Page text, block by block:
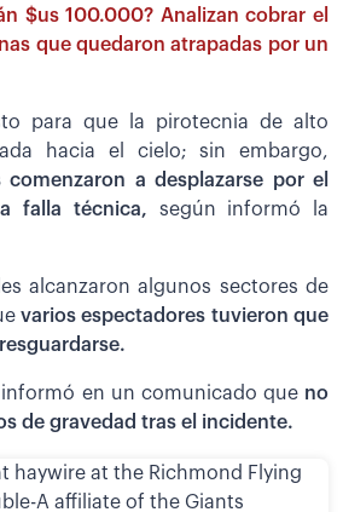
$us 100.000? Analizan cobrar el
que quedaron atrapadas por un
para que la pirotecnia de alto
hacia el cielo; sin embargo,
a desplazarse por el
falla técnica, según informó la
alcanzaron algunos sectores de
varios espectadores tuvieron que
en un comunicado que no
de gravedad tras el incidente.
haywire at the Richmond Flying
A affiliate of the Giants